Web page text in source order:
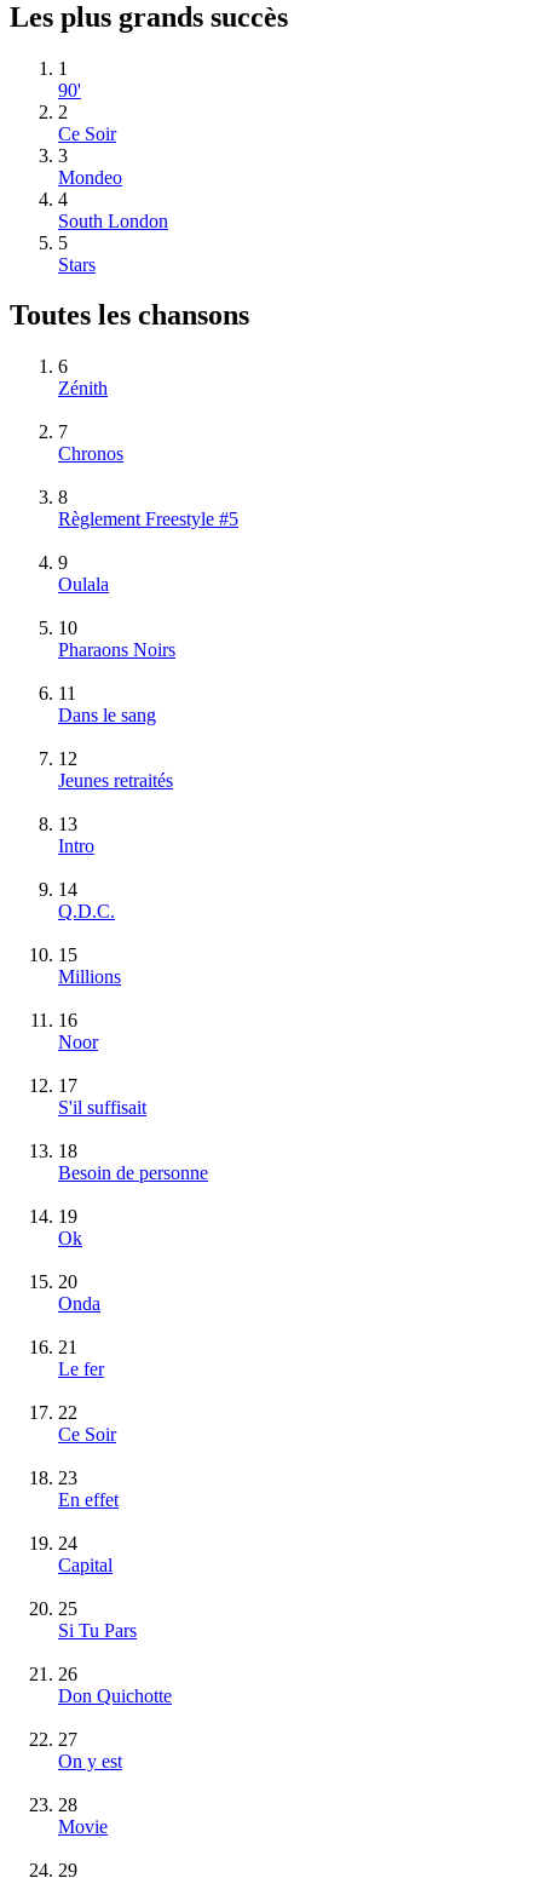
Les plus grands succès
1
90'
2
Ce Soir
3
Mondeo
4
South London
5
Stars
Toutes les chansons
6
Zénith
7
Chronos
8
Règlement Freestyle #5
9
Oulala
10
Pharaons Noirs
11
Dans le sang
12
Jeunes retraités
13
Intro
14
Q.D.C.
15
Millions
16
Noor
17
S'il suffisait
18
Besoin de personne
19
Ok
20
Onda
21
Le fer
22
Ce Soir
23
En effet
24
Capital
25
Si Tu Pars
26
Don Quichotte
27
On y est
28
Movie
29